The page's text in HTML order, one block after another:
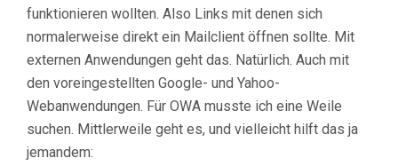
funktionieren wollten. Also Links mit denen sich
normalerweise direkt ein Mailclient öffnen sollte. Mit
externen Anwendungen geht das. Natürlich. Auch mit
den voreingestellten Google- und Yahoo-
Webanwendungen. Für OWA musste ich eine Weile
suchen. Mittlerweile geht es, und vielleicht hilft das ja
jemandem: